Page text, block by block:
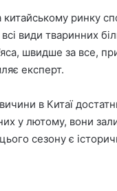
китайському ринку
види тваринних
швидше за все,
експерт.
в Китаї
у лютому, вони
сезону є